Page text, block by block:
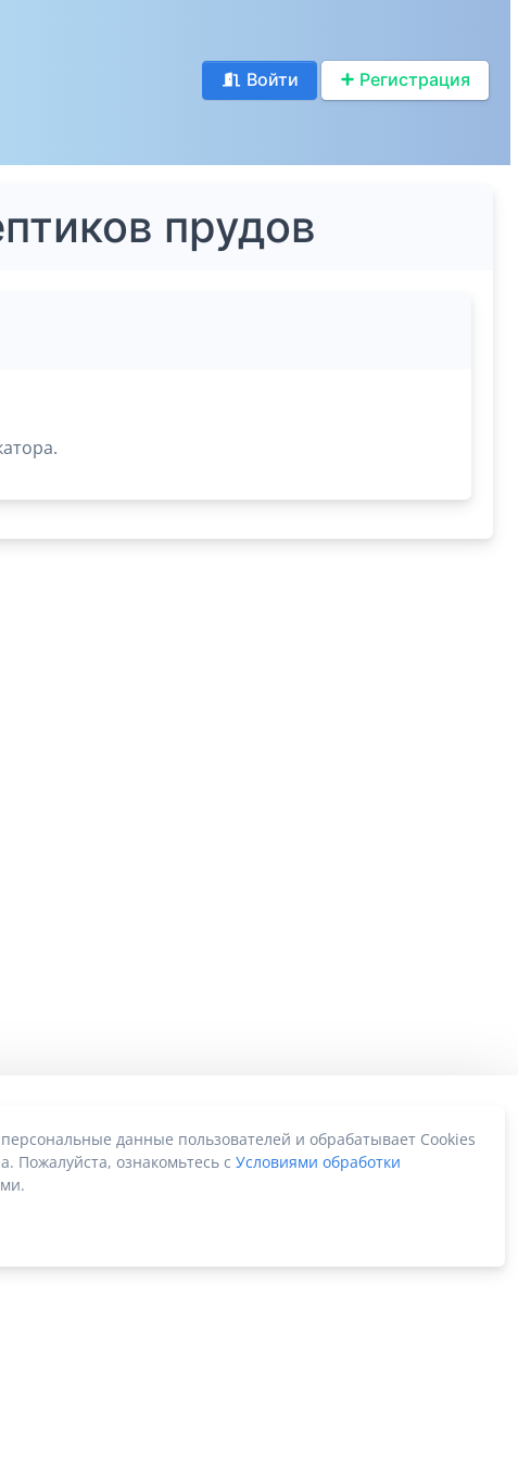
Войти Регистрация
прудов
данные пользователей и обрабатывает Cookies
Пожалуйста, ознакомьтесь с Условиями обработки